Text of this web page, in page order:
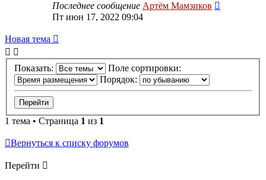
Последнее сообщение Артём Мамзиков
Пт июн 17, 2022 09:04
Новая тема
Показать:
Поле сортировки:
Порядок:
1 тема • Страница 1 из 1
Вернуться к списку форумов
Перейти